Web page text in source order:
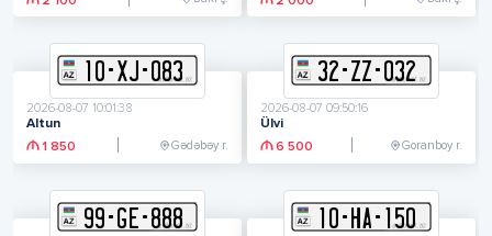
10-XJ-083
2026-08-07 10:01:38
Altun
1 850
Gədəbəy r.
32-ZZ-032
2026-08-07 09:50:16
Ülvi
6 500
Goranboy r.
99-GE-888 10-HA-150